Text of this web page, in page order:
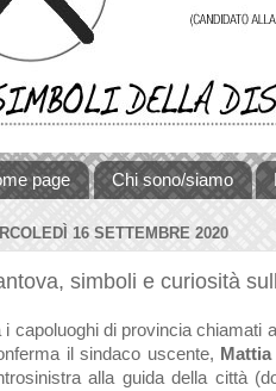
page Chi sono/siamo
16 SETTEMBRE 2020
simboli e curiosità
i capoluoghi di provincia chiamati
il sindaco uscente,
alla guida della città